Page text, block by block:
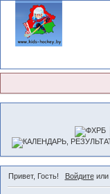
Привет, Гость! Войдитеили